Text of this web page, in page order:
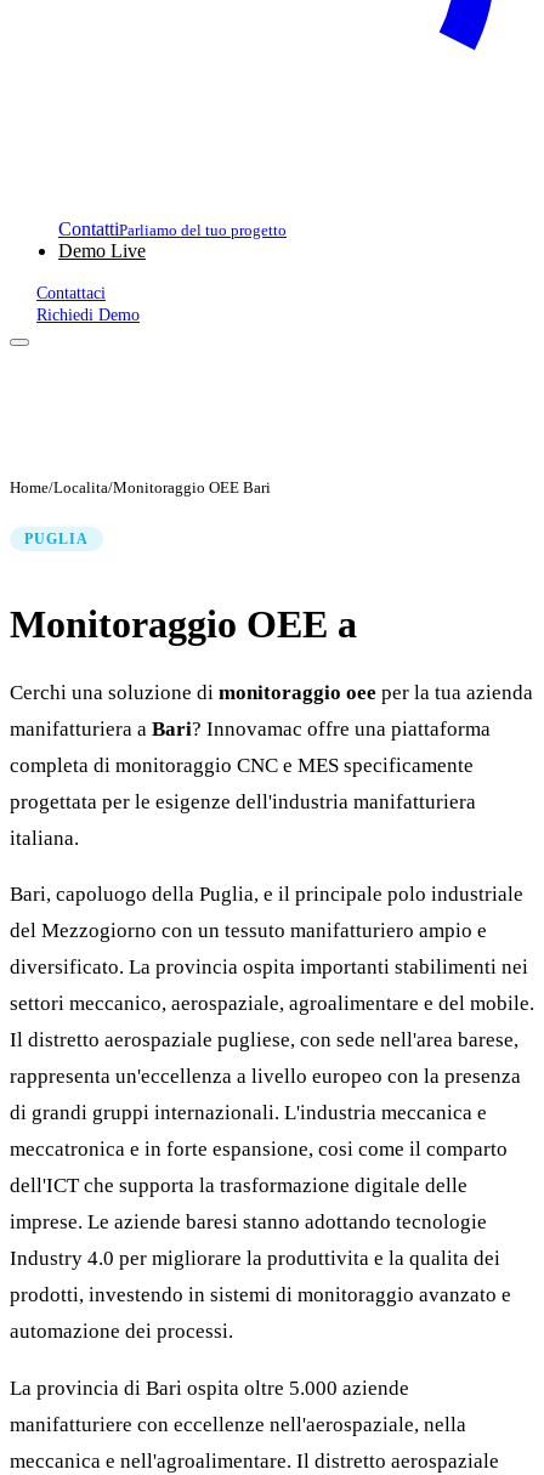
ContattiParliamo del tuo progetto
Demo Live
Contattaci
Richiedi Demo
Home/Localita/Monitoraggio OEE Bari
PUGLIA
Monitoraggio OEE a
Cerchi una soluzione di monitoraggio oee per la tua azienda
manifatturiera a Bari? Innovamac offre una piattaforma
completa di monitoraggio CNC e MES specificamente
progettata per le esigenze dell'industria manifatturiera
italiana.
Bari, capoluogo della Puglia, e il principale polo industriale
del Mezzogiorno con un tessuto manifatturiero ampio e
diversificato. La provincia ospita importanti stabilimenti nei
settori meccanico, aerospaziale, agroalimentare e del mobile.
Il distretto aerospaziale pugliese, con sede nell'area barese,
rappresenta un'eccellenza a livello europeo con la presenza
di grandi gruppi internazionali. L'industria meccanica e
meccatronica e in forte espansione, cosi come il comparto
dell'ICT che supporta la trasformazione digitale delle
imprese. Le aziende baresi stanno adottando tecnologie
Industry 4.0 per migliorare la produttivita e la qualita dei
prodotti, investendo in sistemi di monitoraggio avanzato e
automazione dei processi.
La provincia di Bari ospita oltre 5.000 aziende
manifatturiere con eccellenze nell'aerospaziale, nella
meccanica e nell'agroalimentare. Il distretto aerospaziale